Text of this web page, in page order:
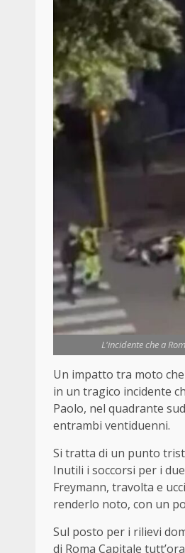
L'incidente che a
Un impatto tra moto
in un tragico incidente
Paolo, nel quadrante
entrambi ventiduenni.
Si tratta di un punto
Inutili i soccorsi per i
Freymann, travolta e
renderlo noto, con un
Sul posto per i rilievi
di Roma Capitale